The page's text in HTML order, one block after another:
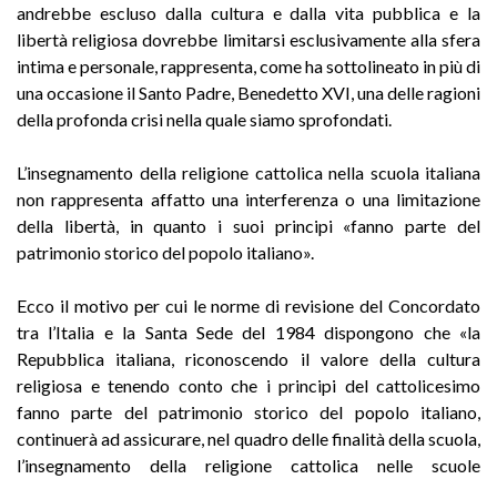
andrebbe escluso dalla cultura e dalla vita pubblica e la
libertà religiosa dovrebbe limitarsi esclusivamente alla sfera
intima e personale, rappresenta, come ha sottolineato in più di
una occasione il Santo Padre, Benedetto XVI, una delle ragioni
della profonda crisi nella quale siamo sprofondati.
L’insegnamento della religione cattolica nella scuola italiana
non rappresenta affatto una interferenza o una limitazione
della libertà, in quanto i suoi principi «fanno parte del
patrimonio storico del popolo italiano».
Ecco il motivo per cui le norme di revisione del Concordato
tra l’Italia e la Santa Sede del 1984 dispongono che «la
Repubblica italiana, riconoscendo il valore della cultura
religiosa e tenendo conto che i principi del cattolicesimo
fanno parte del patrimonio storico del popolo italiano,
continuerà ad assicurare, nel quadro delle finalità della scuola,
l’insegnamento della religione cattolica nelle scuole